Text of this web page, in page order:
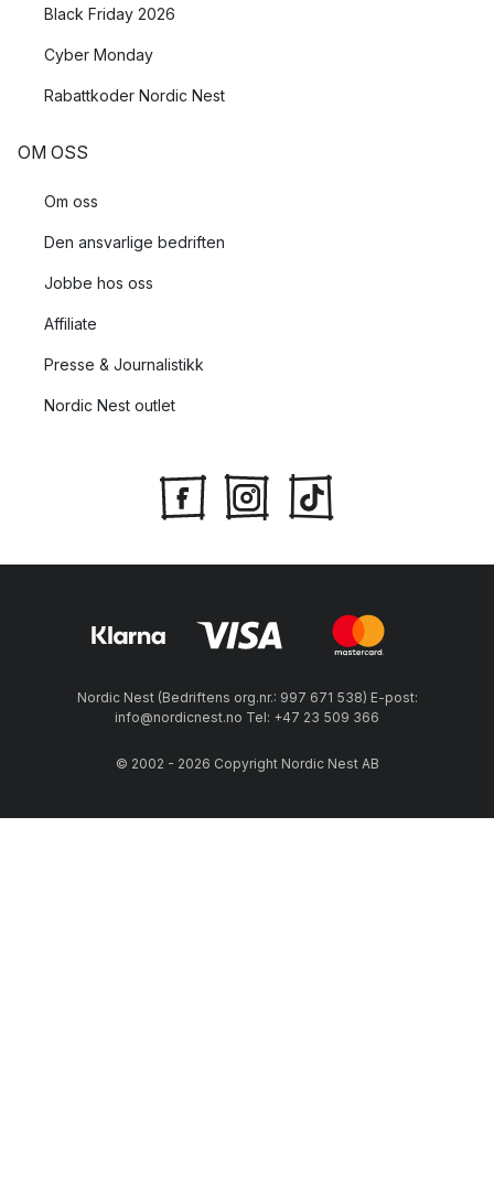
Black Friday 2026
Cyber Monday
Rabattkoder Nordic Nest
OM OSS
Om oss
Den ansvarlige bedriften
Jobbe hos oss
Affiliate
Presse & Journalistikk
Nordic Nest outlet
Nordic Nest (Bedriftens org.nr.: 997 671 538) E-post:
info@nordicnest.no Tel: +47 23 509 366
© 2002 - 2026 Copyright Nordic Nest AB